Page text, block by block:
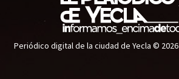
Periódico digital de la ciudad de Yecla © 2026